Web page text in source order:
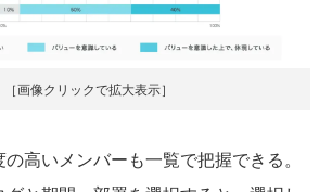
［画像クリックで拡大表示］
高いメンバーも一覧で把握できる。